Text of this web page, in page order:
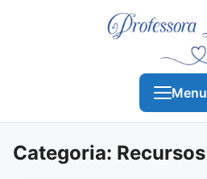
Menu
Categoria: Recursos